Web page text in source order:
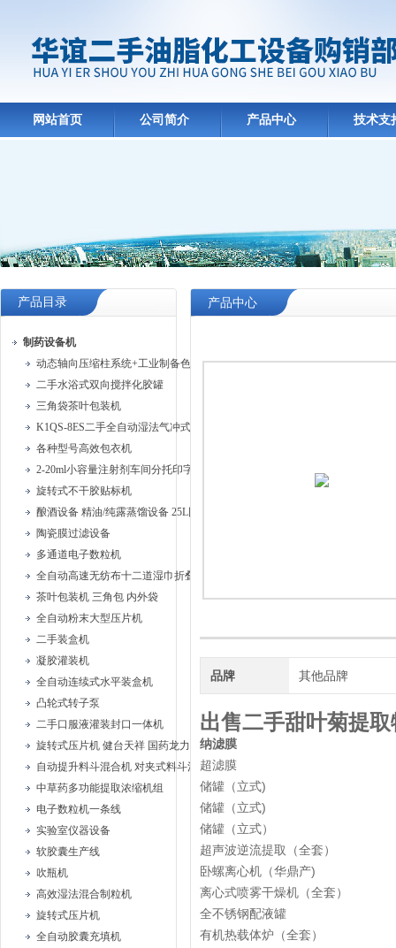
网站首页 公司简介 产品中心 技术支
产品目录
制药设备机
动态轴向压缩柱系统+工业制备色谱系统
二手水浴式双向搅拌化胶罐
三角袋茶叶包装机
K1QS-8ES二手全自动湿法气冲式胶塞清洗机
各种型号高效包衣机
2-20ml小容量注射剂车间分托印字安瓿联动机
旋转式不干胶贴标机
酿酒设备 精油/纯露蒸馏设备 25L固液蒸馏器、
陶瓷膜过滤设备
多通道电子数粒机
全自动高速无纺布十二道湿巾折叠机
茶叶包装机 三角包 内外袋
全自动粉末大型压片机
二手装盒机
凝胶灌装机
全自动连续式水平装盒机
凸轮式转子泵
二手口服液灌装封口一体机
旋转式压片机 健台天祥 国药龙力
自动提升料斗混合机 对夹式料斗混合机
中草药多功能提取浓缩机组
电子数粒机一条线
实验室仪器设备
软胶囊生产线
吹瓶机
高效湿法混合制粒机
旋转式压片机
全自动胶囊充填机
产品中心
品牌 其他品牌
出售二手甜叶菊提
纳滤膜
超滤膜
储罐（立式)
储罐（立式)
储罐（立式）
超声波逆流提取（全套）
卧螺离心机（华鼎产)
离心式喷雾干燥机（全套）
全不锈钢配液罐
有机热载体炉（全套）